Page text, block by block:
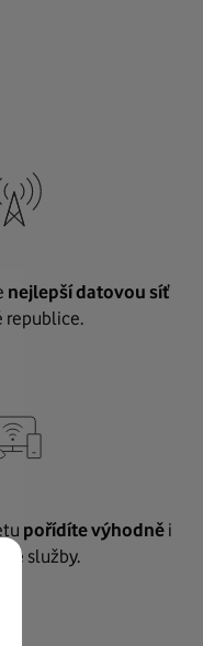
nejlepší datovou síť
republice.
pořídíte výhodněi
služby.